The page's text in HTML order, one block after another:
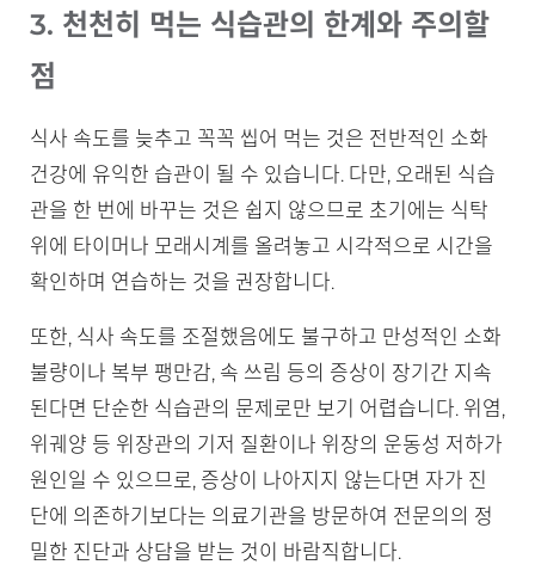
3. 천천히 먹는 식습관의 한계와 주의할
점
식사 속도를 늦추고 꼭꼭 씹어 먹는 것은 전반적인 소화
건강에 유익한 습관이 될 수 있습니다. 다만, 오래된 식습
관을 한 번에 바꾸는 것은 쉽지 않으므로 초기에는 식탁
위에 타이머나 모래시계를 올려놓고 시각적으로 시간을
확인하며 연습하는 것을 권장합니다.
또한, 식사 속도를 조절했음에도 불구하고 만성적인 소화
불량이나 복부 팽만감, 속 쓰림 등의 증상이 장기간 지속
된다면 단순한 식습관의 문제로만 보기 어렵습니다. 위염,
위궤양 등 위장관의 기저 질환이나 위장의 운동성 저하가
원인일 수 있으므로, 증상이 나아지지 않는다면 자가 진
단에 의존하기보다는 의료기관을 방문하여 전문의의 정
밀한 진단과 상담을 받는 것이 바람직합니다.